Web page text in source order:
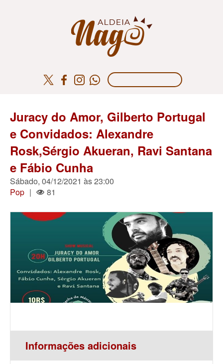
Juracy do Amor, Gilberto Portugal
e Convidados: Alexandre
Rosk,Sérgio Akueran, Ravi Santana
e Fábio Cunha
Sábado, 04/12/2021 às 23:00
Pop | 81
Informações adicionais